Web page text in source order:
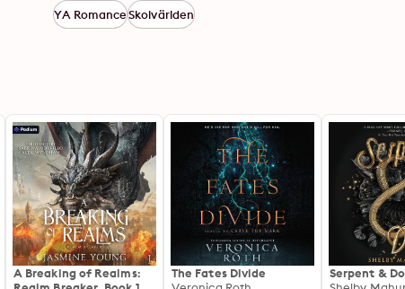
YA RomanceSkolvärlden
A Breaking of Realms:
The Fates Divide
Serpent &